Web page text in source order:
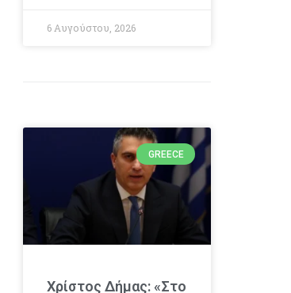
6 Αυγούστου, 2026
GREECE
Χρίστος Δήμας: «Στο